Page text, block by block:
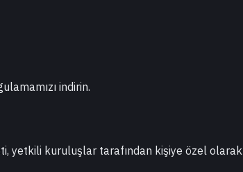
indirin.
yetkili kuruluşlar tarafından kişiye özel